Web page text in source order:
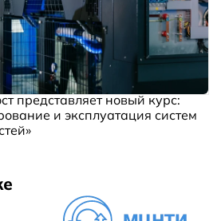
представляет новый курс:
и эксплуатация систем